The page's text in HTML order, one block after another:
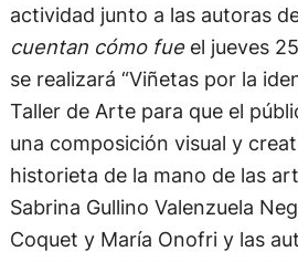
actividad junto a las autoras
cuentan cómo fueel jueves
se realizará “Viñetas por la
Taller de Arte para que el
una composición visual y
historieta de la mano de las
Sabrina Gullino Valenzuela
Coquet y María Onofri y las